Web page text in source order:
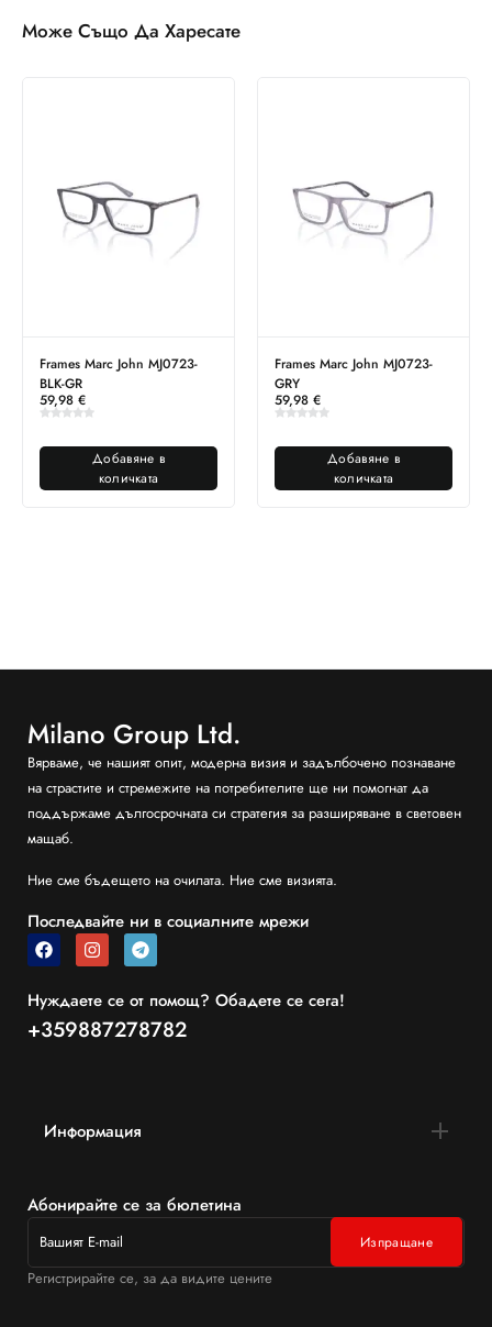
Може Също Да Харесате
Frames Marc John MJ0723-
BLK-GR
59,98 €
Добавяне в
количката
Frames Marc John MJ0723-
GRY
59,98 €
Добавяне в
количката
Milano Group Ltd.
Вярваме, че нашият опит, модерна визия и задълбочено познаване
на страстите и стремежите на потребителите ще ни помогнат да
поддържаме дългосрочната си стратегия за разширяване в световен
мащаб.
Ние сме бъдещето на очилата. Ние сме визията.
Последвайте ни в социалните мрежи
Нуждаете се от помощ? Обадете се сега!
+359887278782
Информация
Абонирайте се за бюлетина
Регистрирайте се, за да видите цените